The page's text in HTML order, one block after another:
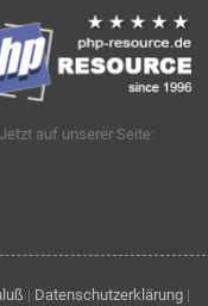
Jetzt auf unserer Seite:
| Datenschutzerklärung |